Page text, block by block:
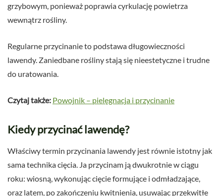
grzybowym, ponieważ poprawia cyrkulację powietrza
wewnątrz rośliny.
Regularne przycinanie to podstawa długowieczności
lawendy. Zaniedbane rośliny stają się nieestetyczne i trudne
do uratowania.
Czytaj także: Powojnik – pielęgnacja i przycinanie
Kiedy przycinać lawendę?
Właściwy termin przycinania lawendy jest równie istotny jak
sama technika cięcia. Ja przycinam ją dwukrotnie w ciągu
roku: wiosną, wykonując cięcie formujące i odmładzające,
oraz latem, po zakończeniu kwitnienia, usuwając przekwitłe